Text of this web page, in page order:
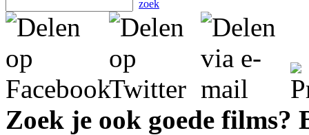
zoek
Zoek je ook goede films?